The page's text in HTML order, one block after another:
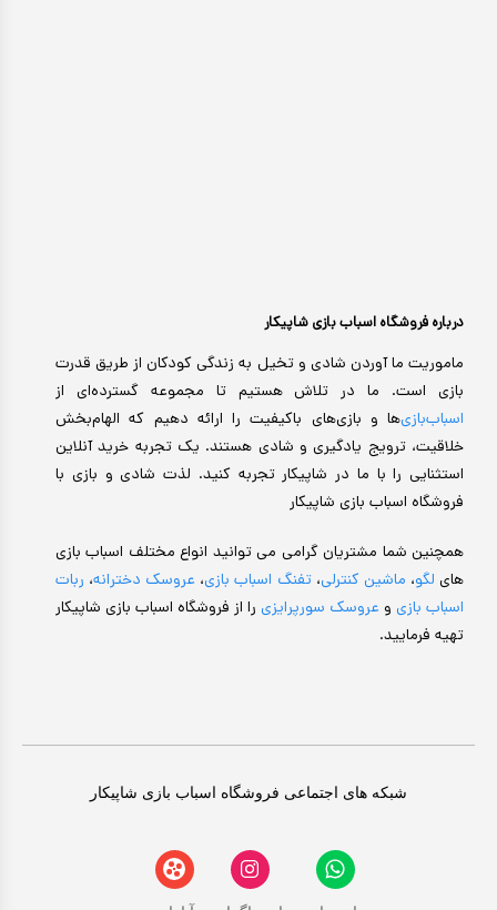
درباره فروشگاه اسباب بازی شاپیکار
ماموریت ما آوردن شادی و تخیل به زندگی کودکان از طریق قدرت
بازی است. ما در تلاش هستیم تا مجموعه گسترده‌ای از
اسباب‌بازی‌ها و بازی‌های باکیفیت را ارائه دهیم که الهام‌بخش
خلاقیت، ترویج یادگیری و شادی هستند. یک تجربه خرید آنلاین
استثنایی را با ما در شاپیکار تجربه کنید. لذت شادی و بازی با
فروشگاه اسباب بازی شاپیکار
همچنین شما مشتریان گرامی می توانید انواع مختلف اسباب بازی
های لگو، ماشین کنترلی،تفنگ اسباب بازی، عروسک دخترانه، ربات
اسباب بازی و عروسک سورپرایزی را از فروشگاه اسباب بازی شاپیکار
تهیه فرمایید.
شبکه های اجتماعی فروشگاه اسباب بازی شاپیکار